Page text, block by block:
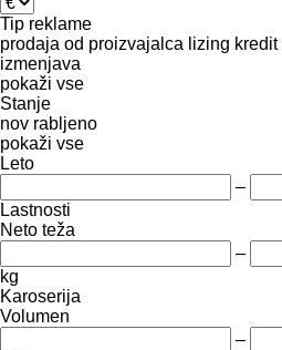
Tip reklame
prodaja od proizvajalca lizing kredit
izmenjava
pokaži vse
Stanje
nov rabljeno
pokaži vse
Leto
–
Lastnosti
Neto teža
–
kg
Karoserija
Volumen
–